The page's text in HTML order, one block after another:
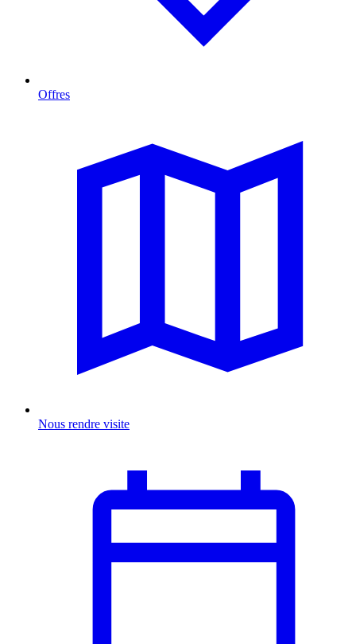
Offres
Nous rendre visite